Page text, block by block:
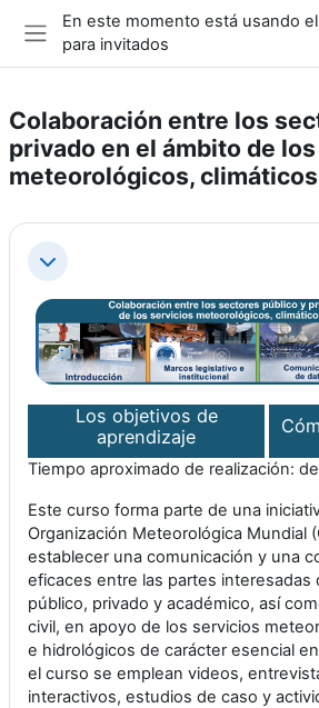
Salta al contenido principal
Panel lateral
En este momento está usando
para invitados
Colaboración entre los
privado en el ámbito de
meteorológicos,
Perfilado de sección
Colapsar
Los objetivos de
aprendizaje
Tiempo aproximado de realización:
Este curso forma parte de una
Organización Meteorológica Mundial
establecer una comunicación y una
eficaces entre las partes interesadas
público, privado y académico, así
civil, en apoyo de los servicios
e hidrológicos de carácter esencial
el curso se emplean videos,
interactivos, estudios de caso y